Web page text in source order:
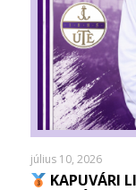
július 10, 2026
KAPUVÁRI